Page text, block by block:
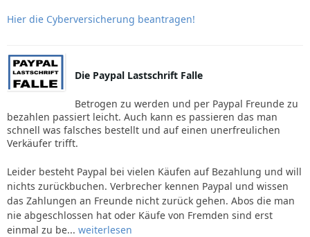
Hier die Cyberversicherung beantragen!
Die Paypal Lastschrift Falle
Betrogen zu werden und per Paypal Freunde zu
bezahlen passiert leicht. Auch kann es passieren das man
schnell was falsches bestellt und auf einen unerfreulichen
Verkäufer trifft.
Leider besteht Paypal bei vielen Käufen auf Bezahlung und will
nichts zurückbuchen. Verbrecher kennen Paypal und wissen
das Zahlungen an Freunde nicht zurück gehen. Abos die man
nie abgeschlossen hat oder Käufe von Fremden sind erst
einmal zu be... weiterlesen